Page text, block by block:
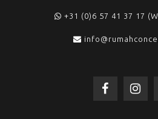
+31 (0)6 57 41 37 17